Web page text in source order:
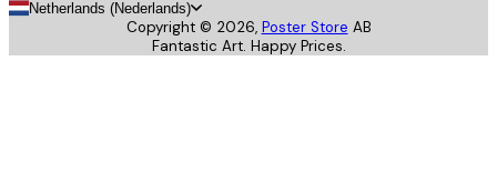
Netherlands (Nederlands)
Copyright © 2026, Poster Store AB
Fantastic Art. Happy Prices.